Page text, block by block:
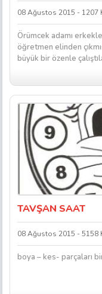
08 Ağustos 2015 - 1207
Örümcek adamı
öğretmen elinden
büyük bir özenle
TAVŞAN SAAT
08 Ağustos 2015 - 5158
boya – kes- parçaları